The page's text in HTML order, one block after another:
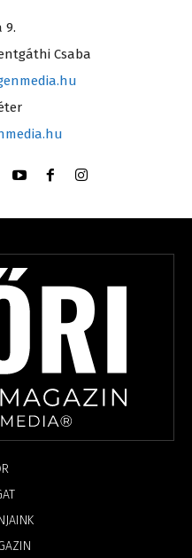
9.
Csaba